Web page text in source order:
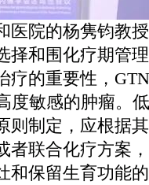
医院的杨隽钧教
择和围化疗期管
疗的重要性，
度敏感的肿瘤。
则制定，应根据
者联合化疗方案
和保留生育功能